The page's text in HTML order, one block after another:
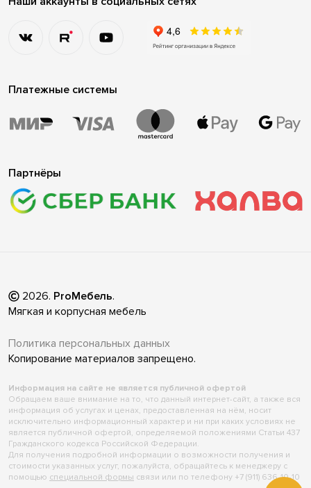
Платежные системы
Партнёры
2026. ProМебель.
Мягкая и корпусная мебель
Политика персональных данных
Копирование материалов запрещено.
Информация на сайте не является публичной офертой
Обращаем ваше внимание на то, что данный интернет-сайт, а также вся
информация об услугах и ценах, предоставленная на нём, носит
исключительно информационный характер и ни при каких условиях не
является публичной офертой, определяемой положениями Статьи 437
Гражданского кодекса Российской Федерации.
Для получения подробной информации о возможности получения и
стоимости указанных услуг, пожалуйста, обращайтесь к менеджеру с
помощью специальной формы связи или по телефону +7 (911) 636-10-10